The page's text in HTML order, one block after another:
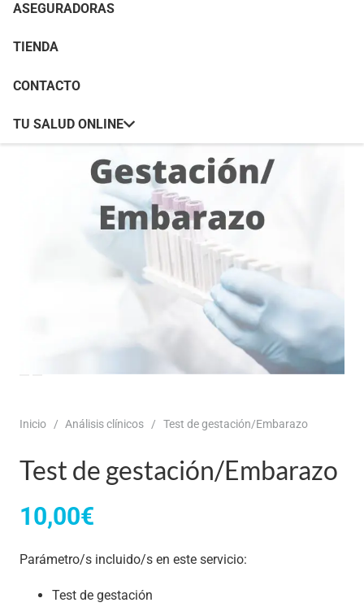
ASEGURADORAS
TIENDA
CONTACTO
TU SALUD ONLINE
Inicio / Análisis clínicos / Test de gestación/Embarazo
Test de gestación/Embarazo
10,00€
Parámetro/s incluido/s en este servicio:
Test de gestación